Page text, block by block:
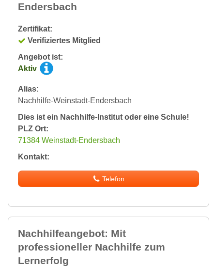
Endersbach
Zertifikat:
Verifiziertes Mitglied
Angebot ist:
Aktiv
Alias:
Nachhilfe-Weinstadt-Endersbach
Dies ist ein Nachhilfe-Institut oder eine Schule!
PLZ Ort:
71384 Weinstadt-Endersbach
Kontakt:
Telefon
Nachhilfeangebot: Mit
professioneller Nachhilfe zum
Lernerfolg